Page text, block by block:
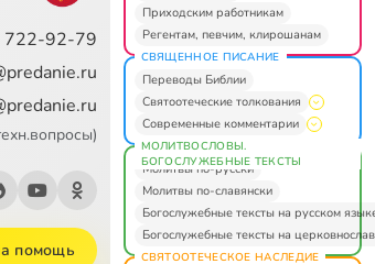
722-92-79
помощь
Приходским работникам
Регентам, певчим, клирошанам
СВЯЩЕННОЕ ПИСАНИЕ
Переводы Библии
Святоотеческие толкования
Современные комментарии
МОЛИТВОСЛОВЫ.
БОГОСЛУЖЕБНЫЕ ТЕКСТЫ
Молитвы по-русски
Молитвы по-славянски
Богослужебные тексты на русском
Богослужебные тексты на
СВЯТООТЕЧЕСКОЕ НАСЛЕДИЕ